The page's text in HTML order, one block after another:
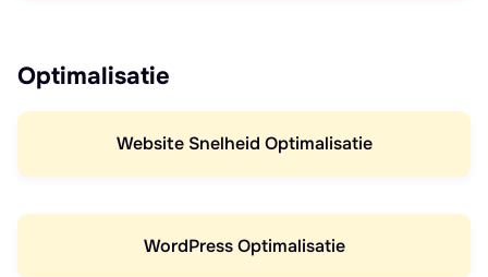
Optimalisatie
Website Snelheid Optimalisatie
WordPress Optimalisatie